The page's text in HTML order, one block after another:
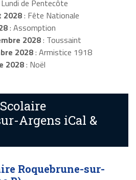
de Pentecôte
2028: Fête Nationale
: Assomption
2028: Toussaint
2028: Armistice 1918
2028: Noël
Argens iCal &
Roquebrune-sur-